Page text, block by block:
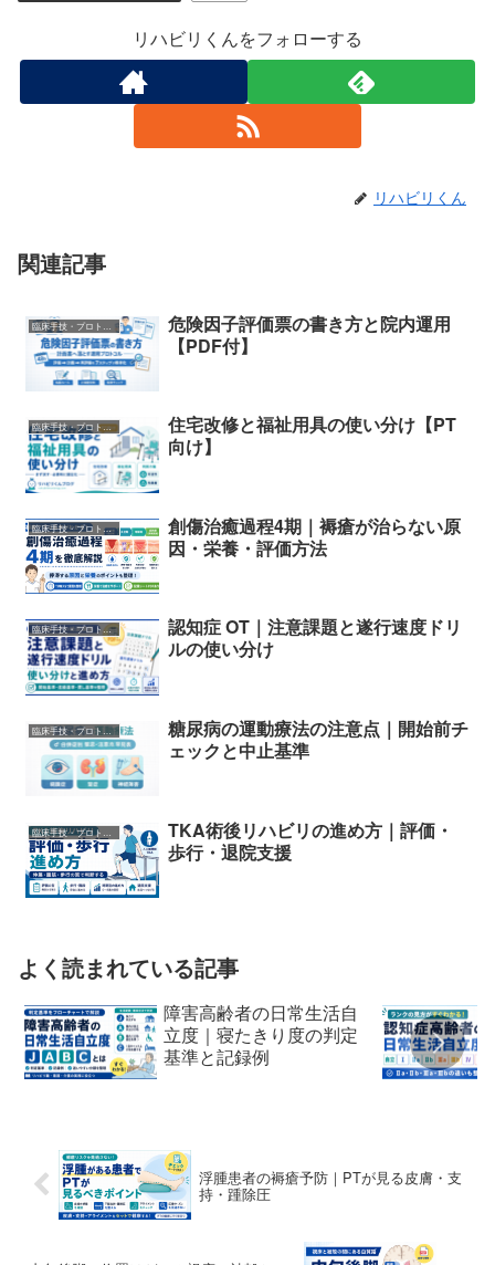
リハビリくんをフォローする
リハビリくん
関連記事
危険因子評価票の書き方と院内運用
【PDF付】
臨床手技・プロトコル
住宅改修と福祉用具の使い分け【PT
向け】
臨床手技・プロトコル
創傷治癒過程4期｜褥瘡が治らない原
因・栄養・評価方法
臨床手技・プロトコル
認知症 OT｜注意課題と遂行速度ドリ
ルの使い分け
臨床手技・プロトコル
糖尿病の運動療法の注意点｜開始前チ
ェックと中止基準
TKA術後リハビリの進め方｜評価・
歩行・退院支援
よく読まれている記事
障害高齢者の日常生活自
立度｜寝たきり度の判定
基準と記録例
浮腫患者の褥瘡予防｜PTが見る皮膚・支
持・踵除圧